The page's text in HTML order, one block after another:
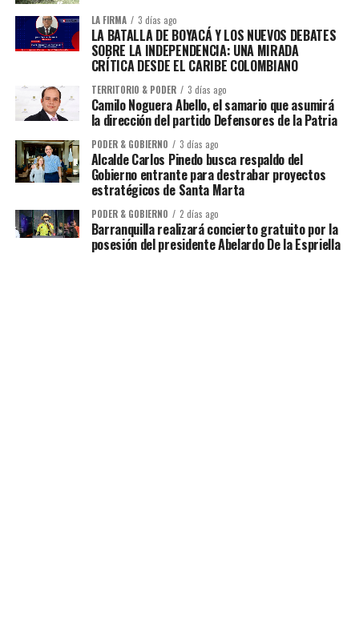
LA FIRMA 3 días ago
LA BATALLA DE BOYACÁ Y LOS NUEVOS DEBATES
SOBRE LA INDEPENDENCIA: UNA MIRADA
CRÍTICA DESDE EL CARIBE COLOMBIANO
TERRITORIO & PODER 3 días ago
Camilo Noguera Abello, el samario que asumirá
la dirección del partido Defensores de la Patria
PODER & GOBIERNO 3 días ago
Alcalde Carlos Pinedo busca respaldo del
Gobierno entrante para destrabar proyectos
estratégicos de Santa Marta
PODER & GOBIERNO 2 días ago
Barranquilla realizará concierto gratuito por la
posesión del presidente Abelardo De la Espriella